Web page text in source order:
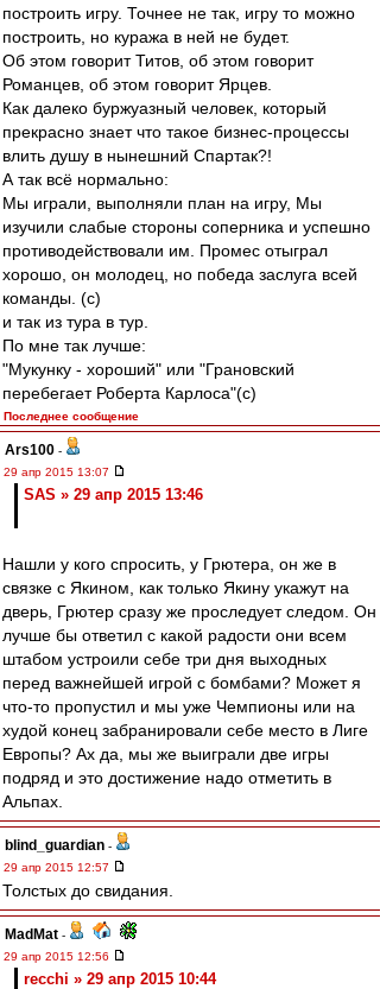
построить игру. Точнее не так, игру то можно
построить, но куража в ней не будет.
Об этом говорит Титов, об этом говорит
Романцев, об этом говорит Ярцев.
Как далеко буржуазный человек, который
прекрасно знает что такое бизнес-процессы
влить душу в нынешний Спартак?!
А так всё нормально:
Мы играли, выполняли план на игру, Мы
изучили слабые стороны соперника и успешно
противодействовали им. Промес отыграл
хорошо, он молодец, но победа заслуга всей
команды. (с)
и так из тура в тур.
По мне так лучше:
"Мукунку - хороший" или "Грановский
перебегает Роберта Карлоса"(с)
Последнее сообщение
Ars100 -
29 апр 2015 13:07
SAS » 29 апр 2015 13:46
Нашли у кого спросить, у Грютера, он же в
связке с Якином, как только Якину укажут на
дверь, Грютер сразу же проследует следом. Он
лучше бы ответил с какой радости они всем
штабом устроили себе три дня выходных
перед важнейшей игрой с бомбами? Может я
что-то пропустил и мы уже Чемпионы или на
худой конец забранировали себе место в Лиге
Европы? Ах да, мы же выиграли две игры
подряд и это достижение надо отметить в
Альпах.
blind_guardian -
29 апр 2015 12:57
Толстых до свидания.
MadMat -
29 апр 2015 12:56
recchi » 29 апр 2015 10:44